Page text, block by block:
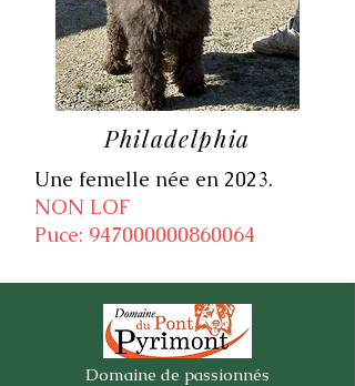
Philadelphia
Une femelle née en 2023.
NON LOF
Puce: 947000000860064
Domaine de passionnés